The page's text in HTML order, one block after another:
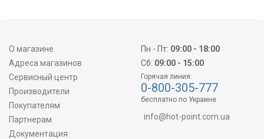
О магазине
Адреса магазинов
Сервисный центр
Производители
Покупателям
Партнерам
Документация
Пн - Пт: 09:00 - 18:00
Сб: 09:00 - 15:00
Горячая линия:
0-800-305-777
бесплатно по Украине
info@hot-point.com.ua